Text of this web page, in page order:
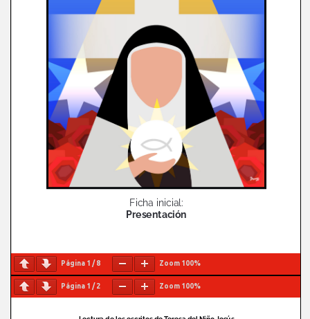
Página 1 /8 Zoom 100%
Página 1 /2 Zoom 100%